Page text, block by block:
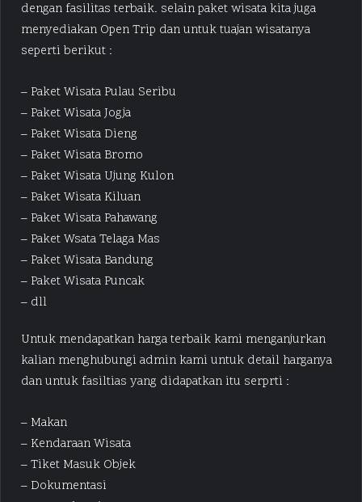
dengan fasilitas terbaik. selain paket wisata kita juga
menyediakan Open Trip dan untuk tuajan wisatanya
seperti berikut :
– Paket Wisata Pulau Seribu
– Paket Wisata Jogja
– Paket Wisata Dieng
– Paket Wisata Bromo
– Paket Wisata Ujung Kulon
– Paket Wisata Kiluan
– Paket Wisata Pahawang
– Paket Wsata Telaga Mas
– Paket Wisata Bandung
– Paket Wisata Puncak
– dll
Untuk mendapatkan harga terbaik kami menganjurkan
kalian menghubungi admin kami untuk detail harganya
dan untuk fasiltias yang didapatkan itu serprti :
– Makan
– Kendaraan Wisata
– Tiket Masuk Objek
– Dokumentasi